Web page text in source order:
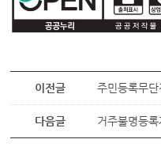
이전글 주민등록무
다음글 거주불명등